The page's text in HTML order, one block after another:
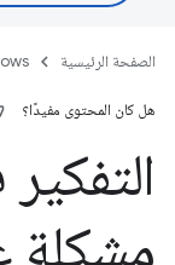
الصفحة الرئيسية
هل كان المحتوى مفيدًا؟